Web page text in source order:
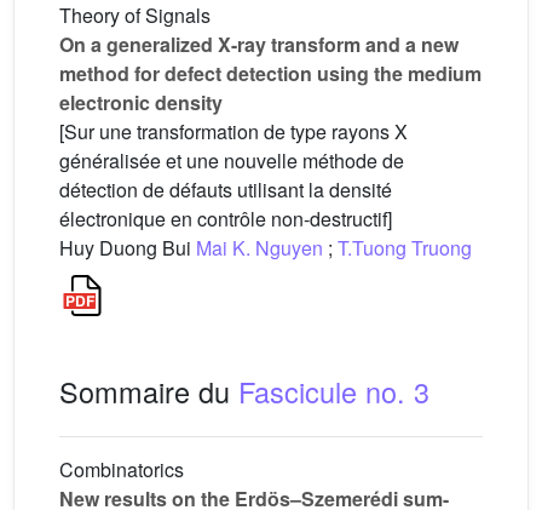
Theory of Signals
On a generalized X-ray transform and a new
method for defect detection using the medium
electronic density
[Sur une transformation de type rayons X
généralisée et une nouvelle méthode de
détection de défauts utilisant la densité
électronique en contrôle non-destructif]
Huy Duong Bui Mai K. Nguyen ; T.Tuong Truong
Sommaire du Fascicule no. 3
Combinatorics
New results on the Erdös–Szemerédi sum-